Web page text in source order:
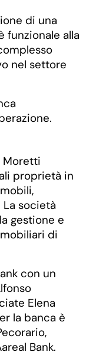
di una
funzionale alla
nel settore
Moretti
proprietà in
La società
gestione e
di
con un
Elena
la banca è
Bank.